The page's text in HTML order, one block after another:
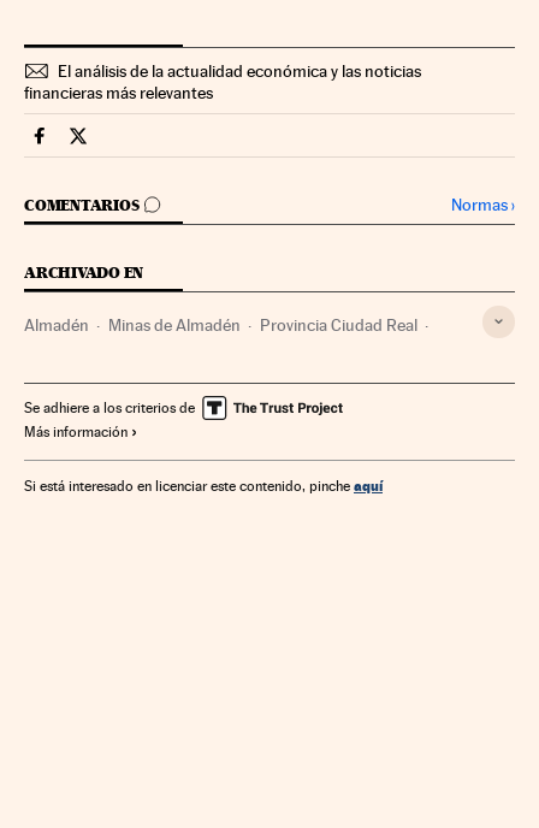
El análisis de la actualidad económica y las noticias
financieras más relevantes
Companias Cinco Días en Facebook
Companias Cinco Días en Twitter
COMENTARIOS
IR A LOS COMENTARIOS Normas›
ARCHIVADO EN
Almadén Minas de Almadén Provincia Ciudad Real
Sector público Empresas Administración pública
Se adhiere a los criterios de
Más información
Si está interesado en licenciar este contenido, pinche aquí